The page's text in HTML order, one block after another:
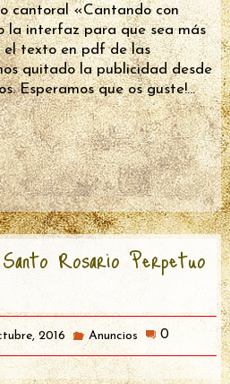
cantoral «Cantando con
la interfaz para que sea más
texto en pdf de las
quitado la publicidad desde
Esperamos que os guste!…
Rosario Perpetuo
2016 Anuncios 0